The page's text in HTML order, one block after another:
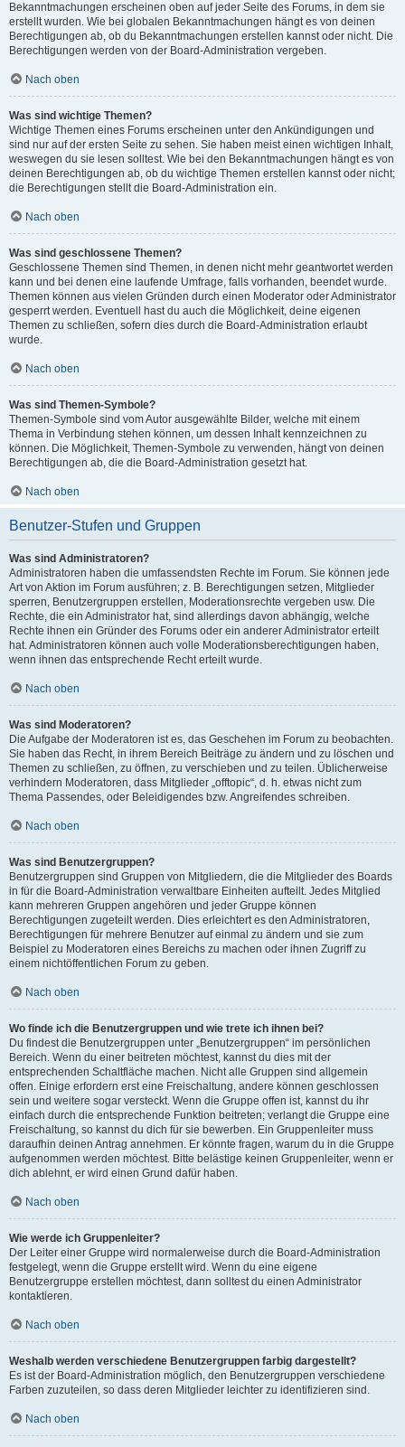
Bekanntmachungen erscheinen oben auf jeder Seite des Forums, in dem sie
erstellt wurden. Wie bei globalen Bekanntmachungen hängt es von deinen
Berechtigungen ab, ob du Bekanntmachungen erstellen kannst oder nicht. Die
Berechtigungen werden von der Board-Administration vergeben.
Nach oben
Was sind wichtige Themen?
Wichtige Themen eines Forums erscheinen unter den Ankündigungen und
sind nur auf der ersten Seite zu sehen. Sie haben meist einen wichtigen Inhalt,
weswegen du sie lesen solltest. Wie bei den Bekanntmachungen hängt es von
deinen Berechtigungen ab, ob du wichtige Themen erstellen kannst oder nicht;
die Berechtigungen stellt die Board-Administration ein.
Nach oben
Was sind geschlossene Themen?
Geschlossene Themen sind Themen, in denen nicht mehr geantwortet werden
kann und bei denen eine laufende Umfrage, falls vorhanden, beendet wurde.
Themen können aus vielen Gründen durch einen Moderator oder Administrator
gesperrt werden. Eventuell hast du auch die Möglichkeit, deine eigenen
Themen zu schließen, sofern dies durch die Board-Administration erlaubt
wurde.
Nach oben
Was sind Themen-Symbole?
Themen-Symbole sind vom Autor ausgewählte Bilder, welche mit einem
Thema in Verbindung stehen können, um dessen Inhalt kennzeichnen zu
können. Die Möglichkeit, Themen-Symbole zu verwenden, hängt von deinen
Berechtigungen ab, die die Board-Administration gesetzt hat.
Nach oben
Benutzer-Stufen und Gruppen
Was sind Administratoren?
Administratoren haben die umfassendsten Rechte im Forum. Sie können jede
Art von Aktion im Forum ausführen; z. B. Berechtigungen setzen, Mitglieder
sperren, Benutzergruppen erstellen, Moderationsrechte vergeben usw. Die
Rechte, die ein Administrator hat, sind allerdings davon abhängig, welche
Rechte ihnen ein Gründer des Forums oder ein anderer Administrator erteilt
hat. Administratoren können auch volle Moderationsberechtigungen haben,
wenn ihnen das entsprechende Recht erteilt wurde.
Nach oben
Was sind Moderatoren?
Die Aufgabe der Moderatoren ist es, das Geschehen im Forum zu beobachten.
Sie haben das Recht, in ihrem Bereich Beiträge zu ändern und zu löschen und
Themen zu schließen, zu öffnen, zu verschieben und zu teilen. Üblicherweise
verhindern Moderatoren, dass Mitglieder „offtopic“, d. h. etwas nicht zum
Thema Passendes, oder Beleidigendes bzw. Angreifendes schreiben.
Nach oben
Was sind Benutzergruppen?
Benutzergruppen sind Gruppen von Mitgliedern, die die Mitglieder des Boards
in für die Board-Administration verwaltbare Einheiten aufteilt. Jedes Mitglied
kann mehreren Gruppen angehören und jeder Gruppe können
Berechtigungen zugeteilt werden. Dies erleichtert es den Administratoren,
Berechtigungen für mehrere Benutzer auf einmal zu ändern und sie zum
Beispiel zu Moderatoren eines Bereichs zu machen oder ihnen Zugriff zu
einem nichtöffentlichen Forum zu geben.
Nach oben
Wo finde ich die Benutzergruppen und wie trete ich ihnen bei?
Du findest die Benutzergruppen unter „Benutzergruppen“ im persönlichen
Bereich. Wenn du einer beitreten möchtest, kannst du dies mit der
entsprechenden Schaltfläche machen. Nicht alle Gruppen sind allgemein
offen. Einige erfordern erst eine Freischaltung, andere können geschlossen
sein und weitere sogar versteckt. Wenn die Gruppe offen ist, kannst du ihr
einfach durch die entsprechende Funktion beitreten; verlangt die Gruppe eine
Freischaltung, so kannst du dich für sie bewerben. Ein Gruppenleiter muss
daraufhin deinen Antrag annehmen. Er könnte fragen, warum du in die Gruppe
aufgenommen werden möchtest. Bitte belästige keinen Gruppenleiter, wenn er
dich ablehnt, er wird einen Grund dafür haben.
Nach oben
Wie werde ich Gruppenleiter?
Der Leiter einer Gruppe wird normalerweise durch die Board-Administration
festgelegt, wenn die Gruppe erstellt wird. Wenn du eine eigene
Benutzergruppe erstellen möchtest, dann solltest du einen Administrator
kontaktieren.
Nach oben
Weshalb werden verschiedene Benutzergruppen farbig dargestellt?
Es ist der Board-Administration möglich, den Benutzergruppen verschiedene
Farben zuzuteilen, so dass deren Mitglieder leichter zu identifizieren sind.
Nach oben